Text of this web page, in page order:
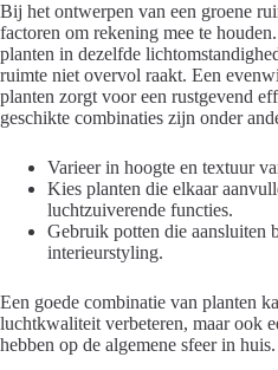
Bij het ontwerpen van een groene
factoren om rekening mee te
planten in dezelfde
ruimte niet overvol raakt. Een
planten zorgt voor een rustgevend
geschikte combinaties zijn onder
Varieer in hoogte en textuur
Kies planten die elkaar
luchtzuiverende functies.
Gebruik potten die aansluiten
interieurstyling.
Een goede combinatie van planten
luchtkwaliteit verbeteren, maar ook
hebben op de algemene sfeer in huis.